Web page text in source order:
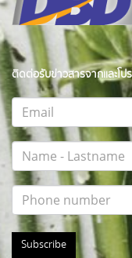
ติดต่อรับข่าวสารจากและโป
Subscribe